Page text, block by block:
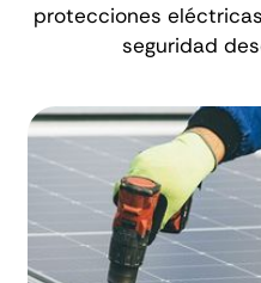
protecciones
seguridad